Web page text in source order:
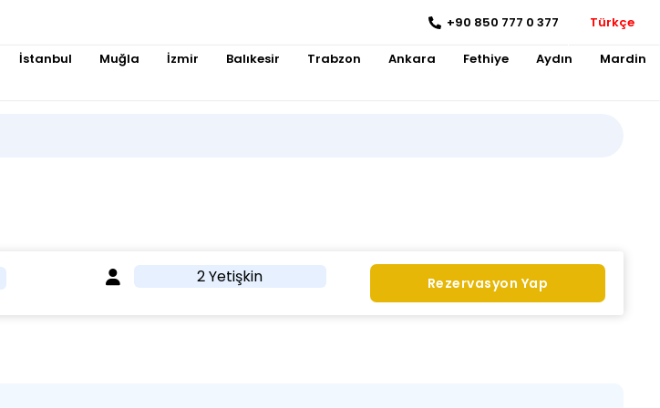
+90 850 777 0 377 Türkçe
İstanbul Muğla İzmir Balıkesir Trabzon Ankara Fethiye Aydın Mardin
2 Yetişkin Rezervasyon Yap